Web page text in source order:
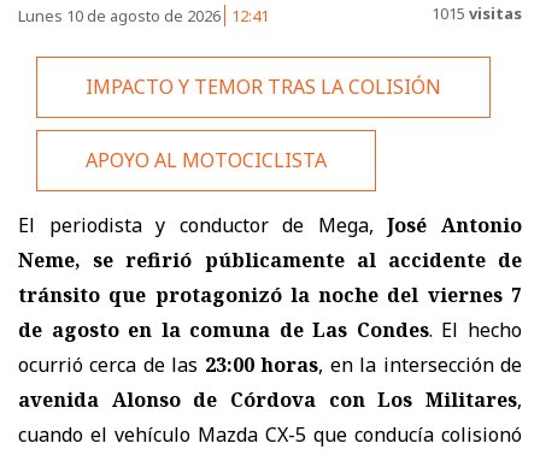
Lunes 10 de agosto de 2026 12:41 1015 visitas
IMPACTO Y TEMOR TRAS LA COLISIÓN
APOYO AL MOTOCICLISTA
El periodista y conductor de Mega,José Antonio
Neme, se refirió públicamente al accidente de
tránsito que protagonizó la noche del viernes 7
de agosto en la comuna de Las Condes. El hecho
ocurrió cerca de las 23:00 horas, en la intersección de
avenida Alonso de Córdova con Los Militares,
cuando el vehículo Mazda CX-5 que conducía colisionó